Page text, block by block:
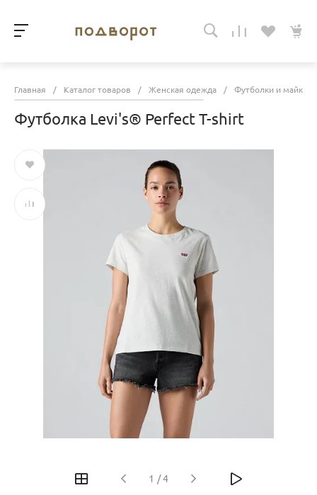
Главная / Каталог товаров / Женская одежда / Футболки и майки
Футболка Levi's® Perfect T-shirt
1 / 4